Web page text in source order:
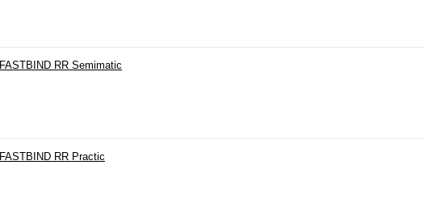
FASTBIND RR Semimatic
FASTBIND RR Practic